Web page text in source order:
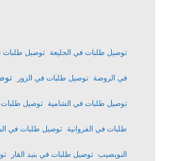
توصيل طلبات في الجليعة توصيل طلبات
في الروضة توصيل طلبات في الزور
توصيل طلبات في الشامية توصيل طلبات
طلبات في الفروانية توصيل طلبات في
النويصيب توصيل طلبات في بنيد القار